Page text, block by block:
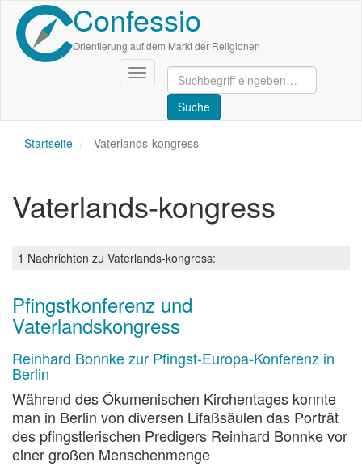
Direkt
zum
Inhalt
Confessio
Orientierung auf dem Markt der Religionen
Navigation
aktivieren/deaktivieren
Startseite Vaterlands-kongress
Vaterlands-kongress
1 Nachrichten zu Vaterlands-kongress:
Pfingstkonferenz und
Vaterlandskongress
Reinhard Bonnke zur Pfingst-Europa-Konferenz in
Berlin
Während des Ökumenischen Kirchentages konnte
man in Berlin von diversen Lifaßsäulen das Porträt
des pfingstlerischen Predigers Reinhard Bonnke vor
einer großen Menschenmenge